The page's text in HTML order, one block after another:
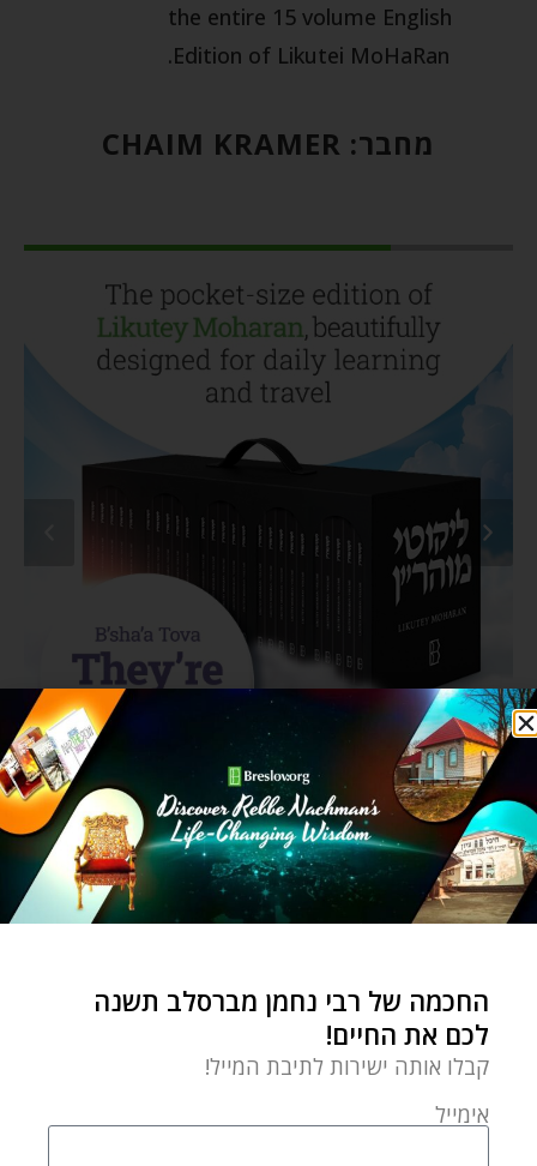
the entire 15 volume English
Edition of Likutei MoHaRan.
מחבר: CHAIM KRAMER
BRESLOV – NEWS & EVENTS
החכמה של רבי נחמן מברסלב תשנה
לכם את החיים!
קבלו אותה ישירות לתיבת המייל!
אימייל